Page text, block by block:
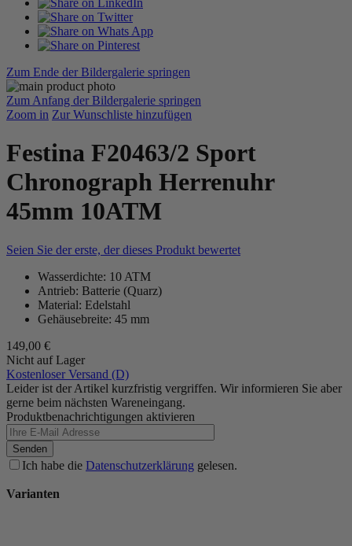
Zum Ende der Bildergalerie springen
Zum Anfang der Bildergalerie springen
Zoom in Zur Wunschliste hinzufügen
Festina F20463/2 Sport
Chronograph Herrenuhr
45mm 10ATM
Seien Sie der erste, der dieses Produkt bewertet
Wasserdichte: 10 ATM
Antrieb: Batterie (Quarz)
Material: Edelstahl
Gehäusebreite: 45 mm
149,00 €
Nicht auf Lager
Kostenloser Versand (D)
Leider ist der Artikel kurzfristig vergriffen. Wir informieren Sie aber
gerne beim nächsten Wareneingang.
Produktbenachrichtigungen aktivieren
Senden
Ich habe die Datenschutzerklärung gelesen.
Varianten